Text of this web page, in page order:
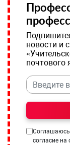
новости и
почтового
согласие